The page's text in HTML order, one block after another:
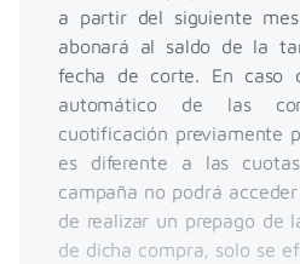
a partir del siguiente
abonará al saldo de la
fecha de corte. En caso
automático de las
cuotificación previamente
es diferente a las
campaña no podrá
de realizar un prepago de
de dicha compra, solo se